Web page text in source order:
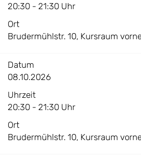
20:30 - 21:30 Uhr
Ort
Brudermühlstr. 10, Kursraum
Datum
08.10.2026
Uhrzeit
20:30 - 21:30 Uhr
Ort
Brudermühlstr. 10, Kursraum